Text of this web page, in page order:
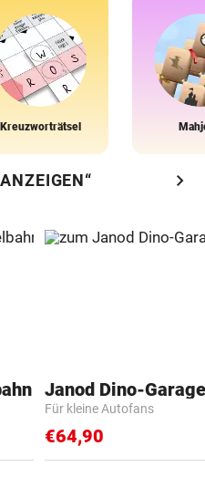
Kreuzworträtsel
chevron_right
Janod Dino-Garage
Für kleine Autofans
€64,90